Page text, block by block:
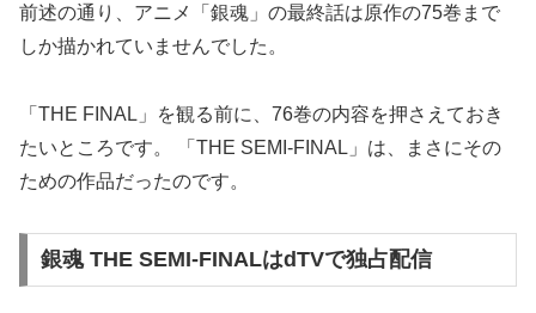
前述の通り、アニメ「銀魂」の最終話は原作の75巻まで
しか描かれていませんでした。
「THE FINAL」を観る前に、76巻の内容を押さえておき
たいところです。 「THE SEMI-FINAL」は、まさにその
ための作品だったのです。
銀魂 THE SEMI-FINALはdTVで独占配信